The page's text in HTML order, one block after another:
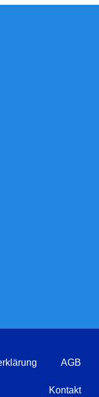
AGB
Kontakt